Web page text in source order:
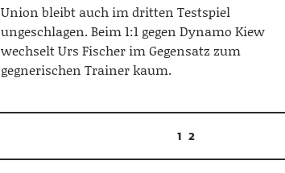
Union bleibt auch im dritten Testspiel
ungeschlagen. Beim 1:1 gegen Dynamo Kiew
wechselt Urs Fischer im Gegensatz zum
gegnerischen Trainer kaum.
1 2